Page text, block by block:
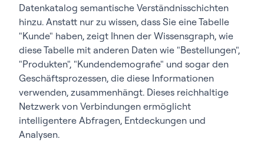
Datenkatalog semantische Verständnisschichten
hinzu. Anstatt nur zu wissen, dass Sie eine Tabelle
"Kunde" haben, zeigt Ihnen der Wissensgraph, wie
diese Tabelle mit anderen Daten wie "Bestellungen",
"Produkten", "Kundendemografie" und sogar den
Geschäftsprozessen, die diese Informationen
verwenden, zusammenhängt. Dieses reichhaltige
Netzwerk von Verbindungen ermöglicht
intelligentere Abfragen, Entdeckungen und
Analysen.